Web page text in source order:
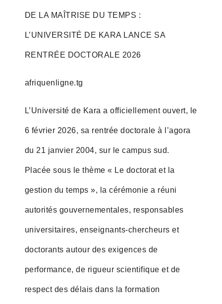
DE LA MAÎTRISE DU TEMPS :
L’UNIVERSITÉ DE KARA LANCE SA
RENTRÉE DOCTORALE 2026
afriquenligne.tg
L’Université de Kara a officiellement ouvert, le
6 février 2026, sa rentrée doctorale à l’agora
du 21 janvier 2004, sur le campus sud.
Placée sous le thème « Le doctorat et la
gestion du temps », la cérémonie a réuni
autorités gouvernementales, responsables
universitaires, enseignants-chercheurs et
doctorants autour des exigences de
performance, de rigueur scientifique et de
respect des délais dans la formation